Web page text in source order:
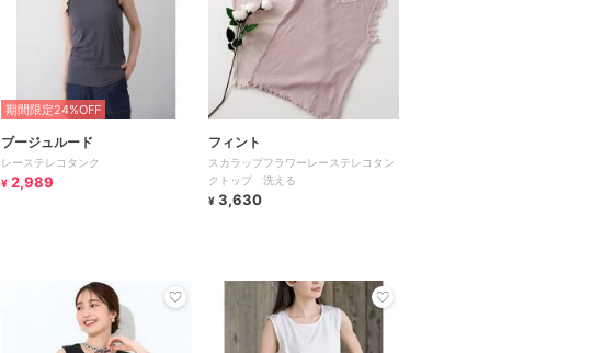
期間限定24%OFF
ブージュルード
レーステレコタンク
¥ 2,989
フィント
スカラップフラワーレーステレコタン
クトップ 洗える
¥ 3,630